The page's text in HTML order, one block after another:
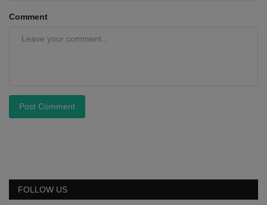
Comment
Post Comment
FOLLOW US